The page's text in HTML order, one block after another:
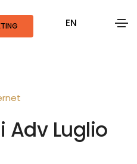
EN
Adv Luglio